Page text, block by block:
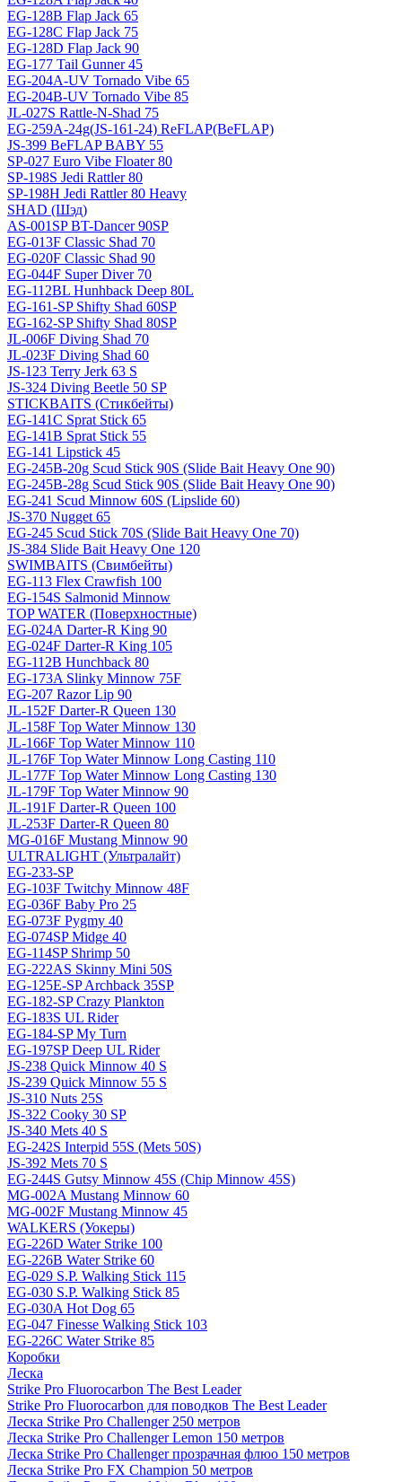
EG-128B Flap Jack 65
EG-128C Flap Jack 75
EG-128D Flap Jack 90
EG-177 Tail Gunner 45
EG-204A-UV Tornado Vibe 65
EG-204B-UV Tornado Vibe 85
JL-027S Rattle-N-Shad 75
EG-259A-24g(JS-161-24) ReFLAP(BeFLAP)
JS-399 BeFLAP BABY 55
SP-027 Euro Vibe Floater 80
SP-198S Jedi Rattler 80
SP-198H Jedi Rattler 80 Heavy
SHAD (Шэд)
AS-001SP BT-Dancer 90SP
EG-013F Classic Shad 70
EG-020F Classic Shad 90
EG-044F Super Diver 70
EG-112BL Hunhback Deep 80L
EG-161-SP Shifty Shad 60SP
EG-162-SP Shifty Shad 80SP
JL-006F Diving Shad 70
JL-023F Diving Shad 60
JS-123 Terry Jerk 63 S
JS-324 Diving Beetle 50 SP
STICKBAITS (Стикбейты)
EG-141C Sprat Stick 65
EG-141B Sprat Stick 55
EG-141 Lipstick 45
EG-245B-20g Scud Stick 90S (Slide Bait Heavy One 90)
EG-245B-28g Scud Stick 90S (Slide Bait Heavy One 90)
EG-241 Scud Minnow 60S (Lipslide 60)
JS-370 Nugget 65
EG-245 Scud Stick 70S (Slide Bait Heavy One 70)
JS-384 Slide Bait Heavy One 120
SWIMBAITS (Свимбейты)
EG-113 Flex Crawfish 100
EG-154S Salmonid Minnow
TOP WATER (Поверхностные)
EG-024A Darter-R King 90
EG-024F Darter-R King 105
EG-112B Hunchback 80
EG-173A Slinky Minnow 75F
EG-207 Razor Lip 90
JL-152F Darter-R Queen 130
JL-158F Top Water Minnow 130
JL-166F Top Water Minnow 110
JL-176F Top Water Minnow Long Casting 110
JL-177F Top Water Minnow Long Casting 130
JL-179F Top Water Minnow 90
JL-191F Darter-R Queen 100
JL-253F Darter-R Queen 80
MG-016F Mustang Minnow 90
ULTRALIGHT (Ультралайт)
EG-233-SP
EG-103F Twitchy Minnow 48F
EG-036F Baby Pro 25
EG-073F Pygmy 40
EG-074SP Midge 40
EG-114SP Shrimp 50
EG-222AS Skinny Mini 50S
EG-125E-SP Archback 35SP
EG-182-SP Crazy Plankton
EG-183S UL Rider
EG-184-SP My Turn
EG-197SP Deep UL Rider
JS-238 Quick Minnow 40 S
JS-239 Quick Minnow 55 S
JS-310 Nuts 25S
JS-322 Cooky 30 SP
JS-340 Mets 40 S
EG-242S Interpid 55S (Mets 50S)
JS-392 Mets 70 S
EG-244S Gutsy Minnow 45S (Chip Minnow 45S)
MG-002A Mustang Minnow 60
MG-002F Mustang Minnow 45
WALKERS (Уокеры)
EG-226D Water Strike 100
EG-226B Water Strike 60
EG-029 S.P. Walking Stick 115
EG-030 S.P. Walking Stick 85
EG-030A Hot Dog 65
EG-047 Finesse Walking Stick 103
EG-226C Water Strike 85
Коробки
Леска
Strike Pro Fluorocarbon The Best Leader
Strike Pro Fluorocarbon для поводков The Best Leader
Леска Strike Pro Challenger 250 метров
Леска Strike Pro Challenger Lemon 150 метров
Леска Strike Pro Challenger прозрачная флюо 150 метров
Леска Strike Pro FX Champion 50 метров